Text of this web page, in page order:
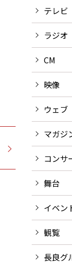
テレビ
ラジオ
CM
映像
ウェブ
マガジ
コンサ
舞台
イベン
観覧
長良グ